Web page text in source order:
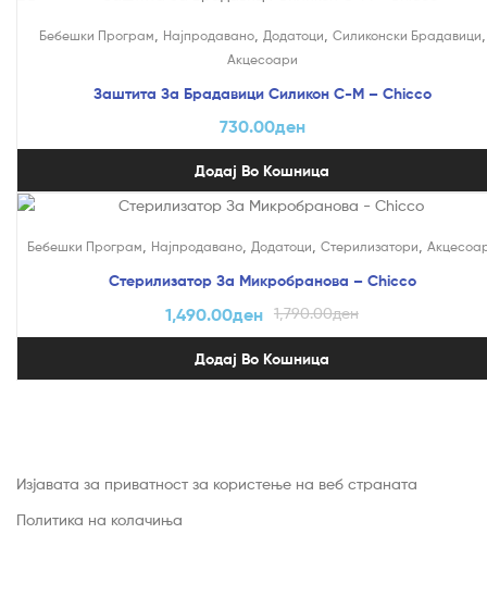
Бебешки Програм Најпродавано, Додатоци Силиконски Брадавици
Акцесоари
Заштита За Брадавици Силикон С-М – Chicco
730.00ден
Додај Во Кошница
Бебешки Програм, Најпродавано, Додатоци, Стерилизатори,
Стерилизатор За Микробранова – Chicco
1,790.00ден
1,490.00ден
Додај Во Кошница
Изјавата за приватност за користење на веб страната
Политика на колачиња